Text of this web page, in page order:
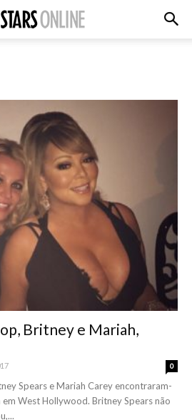
Britney e Mariah,
0
Spears e Mariah Carey encontraram-
em West Hollywood. Britney Spears não